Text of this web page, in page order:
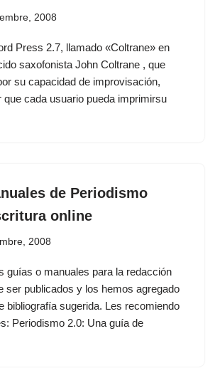
2008
Press 2.7, llamado «Coltrane» en
saxofonista John Coltrane , que
su capacidad de improvisación,
que cada usuario pueda imprimirsu
de Periodismo
online
2008
guías o manuales para la redacción
ser publicados y los hemos agregado
bibliografía sugerida. Les recomiendo
Periodismo 2.0: Una guía de